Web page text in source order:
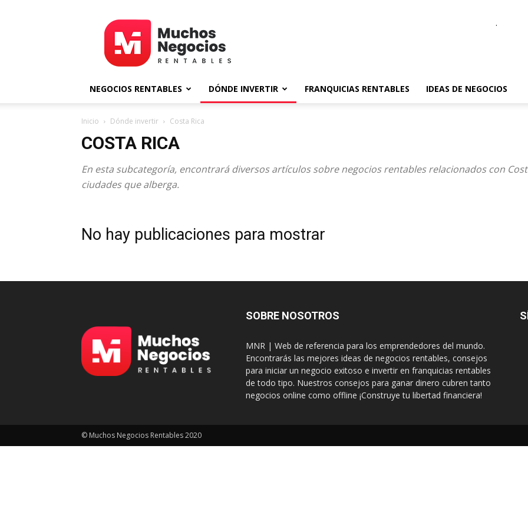
.
NEGOCIOS RENTABLES DÓNDE INVERTIR FRANQUICIAS RENTABLES IDEAS DE NEGOCIOS
Inicio Dónde invertir Costa Rica
COSTA RICA
En esta subcategoría, encontrará diversos artículos sobre negocios rentables relacionados con
ciudades que alberga.
No hay publicaciones para mostrar
SOBRE NOSOTROS
MNR | Web de referencia para los emprendedores del mundo.
Encontrarás las mejores ideas de negocios rentables, consejos
para iniciar un negocio exitoso e invertir en franquicias rentables
de todo tipo. Nuestros consejos para ganar dinero cubren tanto
negocios online como offline ¡Construye tu libertad financiera!
© Muchos Negocios Rentables 2020